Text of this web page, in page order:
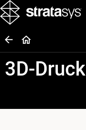
3D-